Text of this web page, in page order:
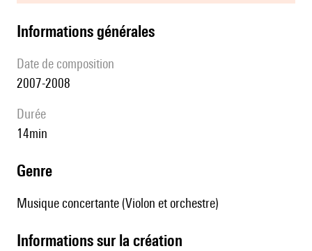
informations générales
date de composition
2007-2008
durée
14min
genre
Musique concertante (Violon et orchestre)
informations sur la création